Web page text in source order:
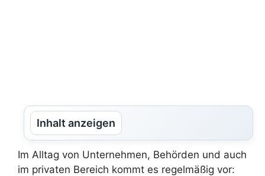
Inhalt anzeigen
Im Alltag von Unternehmen, Behörden und auch
im privaten Bereich kommt es regelmäßig vor: